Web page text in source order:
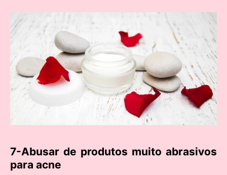
7-Abusar de produtos muito abrasivos
para acne